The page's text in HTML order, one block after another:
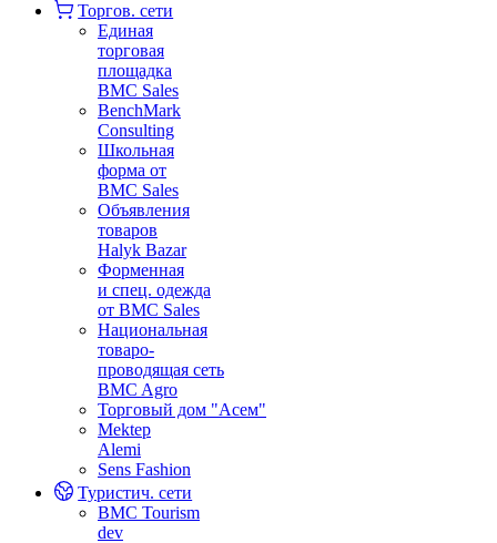
Торгов. сети
Единая
торговая
площадка
BMC Sales
BenchMark
Consulting
Школьная
форма от
BMC Sales
Объявления
товаров
Halyk Bazar
Форменная
и спец. одежда
от BMC Sales
Национальная
товаро-
проводящая сеть
BMC Agro
Торговый дом "Асем"
Mektep
Alemi
Sens Fashion
Туристич. сети
BMC Tourism
dev